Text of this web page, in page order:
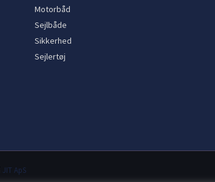
Motorbåd
Sejlbåde
Sikkerhed
Sejlertøj
JIT ApS